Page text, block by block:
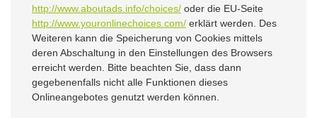
http://www.aboutads.info/choices/ oder die EU-Seite
http://www.youronlinechoices.com/ erklärt werden. Des
Weiteren kann die Speicherung von Cookies mittels
deren Abschaltung in den Einstellungen des Browsers
erreicht werden. Bitte beachten Sie, dass dann
gegebenenfalls nicht alle Funktionen dieses
Onlineangebotes genutzt werden können.